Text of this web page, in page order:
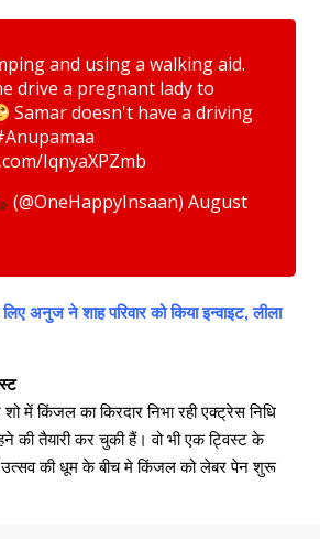
and using a walking aid.
drive a pregnant lady to
Samar doesn't have a driving
IqnyaXPZmb
(@OneHappyInsaan) August
अनुज ने शाह परिवार को किया इन्वाइट, लीला
शो में किंजल का किरदार निभा रही एक्ट्रेस निधि
की तैयारी कर चुकी हैं। वो भी एक ट्विस्ट के
उत्सव की धूम के बीच मे किंजल को लेबर पेन शुरू